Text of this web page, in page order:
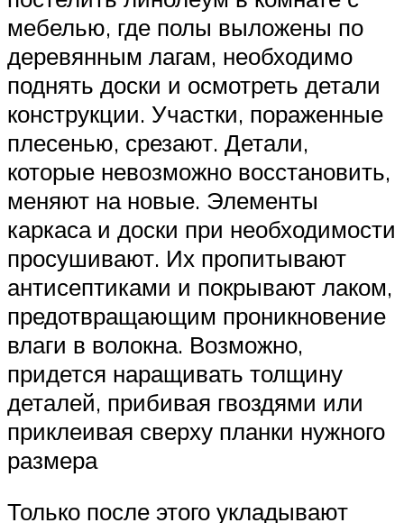
мебелью, где полы выложены по
деревянным лагам, необходимо
поднять доски и осмотреть детали
конструкции. Участки, пораженные
плесенью, срезают. Детали,
которые невозможно восстановить,
меняют на новые. Элементы
каркаса и доски при необходимости
просушивают. Их пропитывают
антисептиками и покрывают лаком,
предотвращающим проникновение
влаги в волокна. Возможно,
придется наращивать толщину
деталей, прибивая гвоздями или
приклеивая сверху планки нужного
размера
Только после этого укладывают